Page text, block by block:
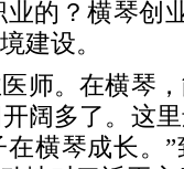
的？横琴创
建设。
师。在横琴
阔多了。这
横琴成长。